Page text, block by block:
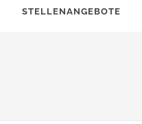
STELLENANGEBOTE